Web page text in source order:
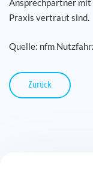
News
Kontakt
Ansprechpartner mit
Praxis vertraut sind.
Quelle: nfm
Zurück